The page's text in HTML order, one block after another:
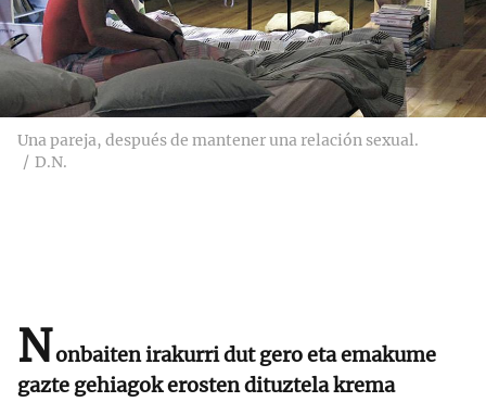
Una pareja, después de mantener una relación sexual.
D.N.
Nonbaiten irakurri dut gero eta emakume
gazte gehiagok erosten dituztela krema